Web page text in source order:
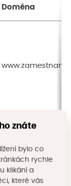
Doména
znáte
bylo co
rychle
klikání a
které vás